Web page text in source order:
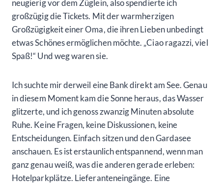
neugierig vor dem Züglein, also spendierte ich
großzügig die Tickets. Mit der warmherzigen
Großzügigkeit einer Oma, die ihren Lieben unbedingt
etwas Schönes ermöglichen möchte. „Ciao ragazzi, viel
Spaß!“ Und weg waren sie.
Ich suchte mir derweil eine Bank direkt am See. Genau
in diesem Moment kam die Sonne heraus, das Wasser
glitzerte, und ich genoss zwanzig Minuten absolute
Ruhe. Keine Fragen, keine Diskussionen, keine
Entscheidungen. Einfach sitzen und den Gardasee
anschauen. Es ist erstaunlich entspannend, wenn man
ganz genau weiß, was die anderen gerade erleben:
Hotelparkplätze. Lieferanteneingänge. Eine